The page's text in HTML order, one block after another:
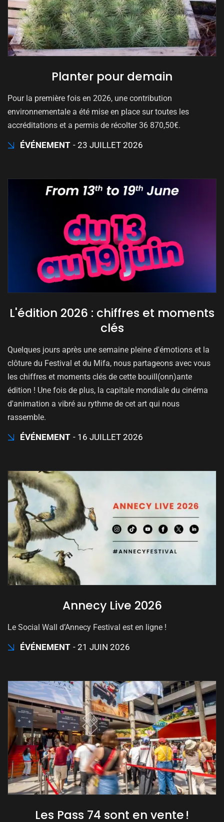
Planter pour demain
Pour la première fois en 2026, une contribution
environnementale a été mise en place sur toutes les
accréditations et a permis de récolter 36 870,50€.
ÉVÉNEMENT 23 JUILLET 2026
L'édition 2026 : chiffres et moments
clés
Quelques jours après une semaine pleine d'émotions et la
clôture du Festival et du Mifa, nous partageons avec vous
les chiffres et moments clés de cette bouill(onn)ante
édition ! Une fois de plus, la capitale mondiale du cinéma
d'animation a vibré au rythme de cet art qui nous
rassemble.
ÉVÉNEMENT 16 JUILLET 2026
Annecy Live 2026
Le Social Wall d’Annecy Festival est en ligne !
ÉVÉNEMENT 21 JUIN 2026
Les Pass 74 sont en vente !